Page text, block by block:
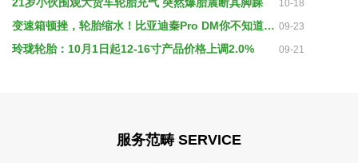
10-18
变速箱顿挫，轮胎缩水！比亚迪秦Pro DM你不知道的事 09-23
玲珑轮胎：10月1日起12-16寸产品价格上调2.0% 09-21
服务范畴 SERVICE